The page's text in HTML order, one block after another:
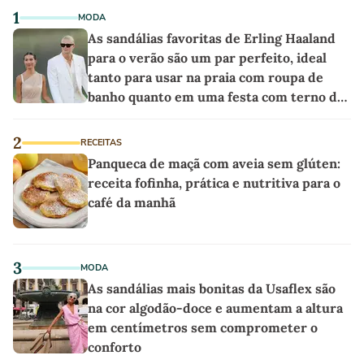
1 MODA
As sandálias favoritas de Erling Haaland
para o verão são um par perfeito, ideal
tanto para usar na praia com roupa de
banho quanto em uma festa com terno de
2 RECEITAS
Panqueca de maçã com aveia sem glúten:
receita fofinha, prática e nutritiva para o
café da manhã
3 MODA
As sandálias mais bonitas da Usaflex são
na cor algodão-doce e aumentam a altura
em centímetros sem comprometer o
conforto